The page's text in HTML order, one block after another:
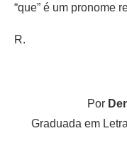
“que” é um pronome
R.
Por
Graduada em